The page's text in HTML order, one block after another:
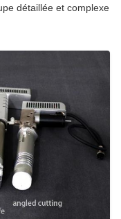
détaillée et complexe